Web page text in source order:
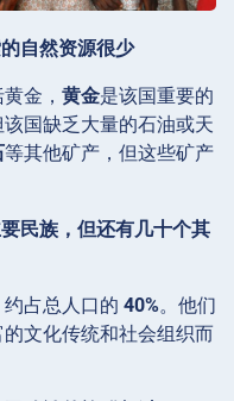
自然资源很少
金， 黄金是该国重要的
国缺乏大量的石油或天
等其他矿产，但这些矿产
民族，但还有几十个其
占总人口的 40%。他们
文化传统和社会组织而